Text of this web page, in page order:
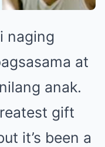
naging
at
anak.
gift
it’s been a